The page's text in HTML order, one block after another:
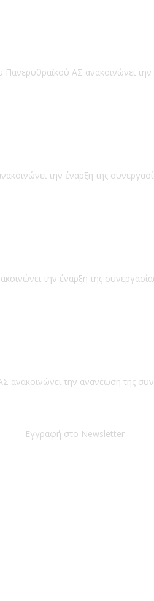
ΑΣ ανακοινώνει
την έναρξη της
την έναρξη της
την ανανέωση της
Εγγραφή στο Newsletter